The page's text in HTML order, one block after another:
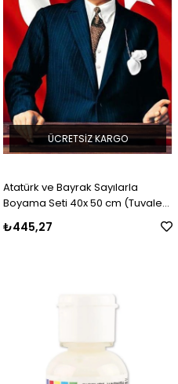
Atatürk ve Bayrak Sayılarla
Boyama Seti 40x 50 cm (Tuvale
Gerili)
₺445,27
ÜCRETSIZ KARGO